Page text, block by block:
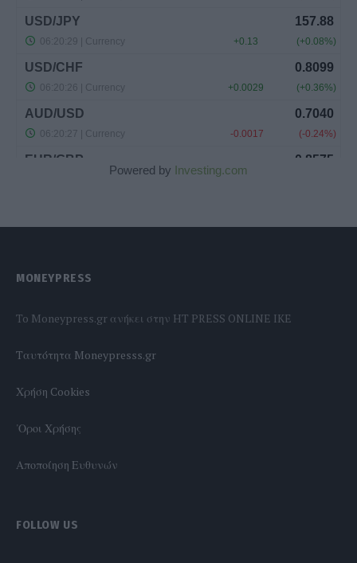
Powered by Investing.com
MONEYPRESS
To Moneypress.gr ανήκει στην HT PRESS ONLINE IKE
Tαυτότητα Moneypresss.gr
Χρήση Cookies
'Οροι Χρήσης
Αποποίηση Ευθυνών
FOLLOW US